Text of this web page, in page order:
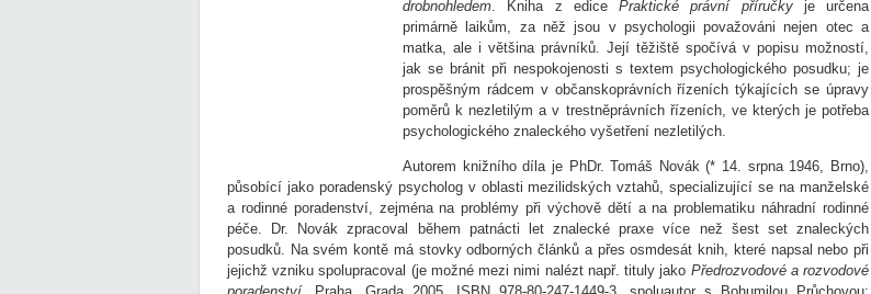
drobnohledem. Kniha z edice Praktické právní příručkyje určena
primárně laikům, za něž jsou v psychologii považováni nejen otec a
matka, ale i většina právníků. Její těžiště spočívá v popisu možností,
jak se bránit při nespokojenosti s textem psychologického posudku; je
prospěšným rádcem v občanskoprávních řízeních týkajících se úpravy
poměrů k nezletilým a v trestněprávních řízeních, ve kterých je potřeba
psychologického znaleckého vyšetření nezletilých.
Autorem knižního díla je PhDr. Tomáš Novák (* 14. srpna 1946, Brno),
působící jako poradenský psycholog v oblasti mezilidských vztahů, specializující se na manželské
a rodinné poradenství, zejména na problémy při výchově dětí a na problematiku náhradní rodinné
péče. Dr. Novák zpracoval během patnácti let znalecké praxe více než šest set znaleckých
posudků. Na svém kontě má stovky odborných článků a přes osmdesát knih, které napsal nebo při
jejichž vzniku spolupracoval (je možné mezi nimi nalézt např. tituly jako Předrozvodové a rozvodové